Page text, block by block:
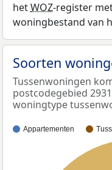
hetWOZ-register
woningbestand van
Soorten
Tussenwoningen
postcodegebied
woningtype
Appartementen